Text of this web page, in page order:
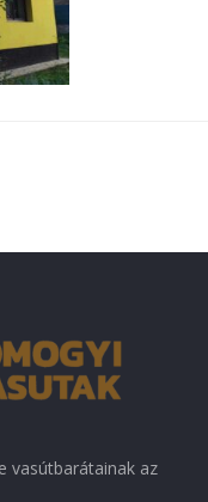
vasútbarátainak az